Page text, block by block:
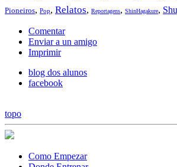
Pioneiros, Pop, Relatos, Reportagens, ShinHagakure,
Comentar
Enviar a un amigo
Imprimir
blog dos alunos
facebook
topo
Como Empezar